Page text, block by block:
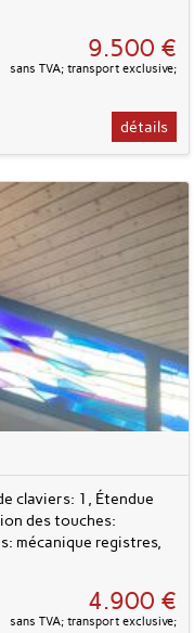
9.500 €
sans TVA; transport exclusive;
détails
claviers: 1, Étendue
des touches:
mécanique registres,
4.900 €
sans TVA; transport exclusive;